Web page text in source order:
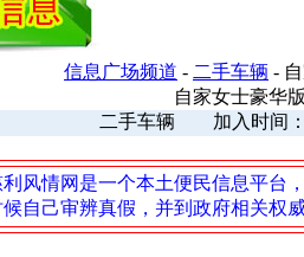
信息广场频道 - 二手车辆 -
自家女士豪华
二手车辆 加入时间
利风情网是一个本土便民信息平台
自己审辨真假，并到政府相关权